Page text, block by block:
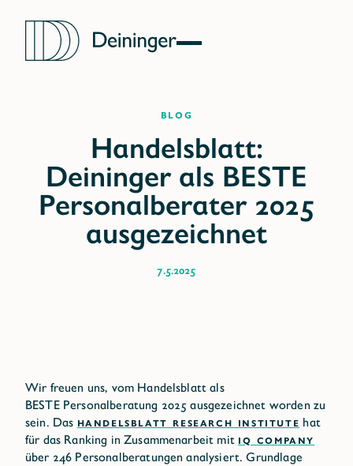
Blog
7.5.2025
Wir freuen uns, vom Handelsblatt als
BESTE Personalberatung 2025 ausgezeichnet worden zu
sein. Das HANDELSBLATT RESEARCH INSTITUTE hat
für das Ranking in Zusammenarbeit mit IQ COMPANY
über 246 Personalberatungen analysiert. Grundlage